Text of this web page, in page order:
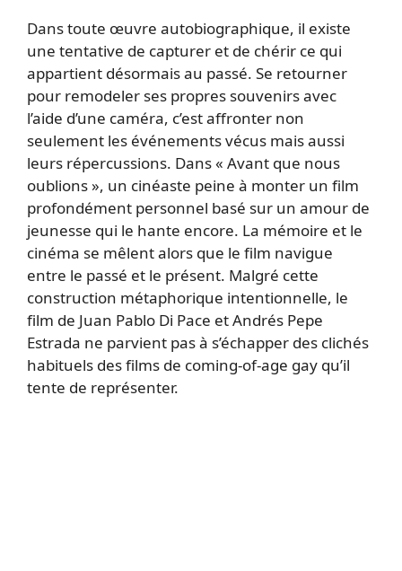
Dans toute œuvre autobiographique, il existe
une tentative de capturer et de chérir ce qui
appartient désormais au passé. Se retourner
pour remodeler ses propres souvenirs avec
l’aide d’une caméra, c’est affronter non
seulement les événements vécus mais aussi
leurs répercussions. Dans « Avant que nous
oublions », un cinéaste peine à monter un film
profondément personnel basé sur un amour de
jeunesse qui le hante encore. La mémoire et le
cinéma se mêlent alors que le film navigue
entre le passé et le présent. Malgré cette
construction métaphorique intentionnelle, le
film de Juan Pablo Di Pace et Andrés Pepe
Estrada ne parvient pas à s’échapper des clichés
habituels des films de coming-of-age gay qu’il
tente de représenter.